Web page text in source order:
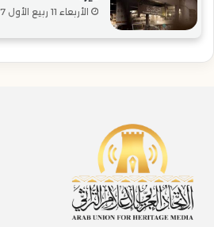
الأربعاء 11 ربيع الأول 1447هـ